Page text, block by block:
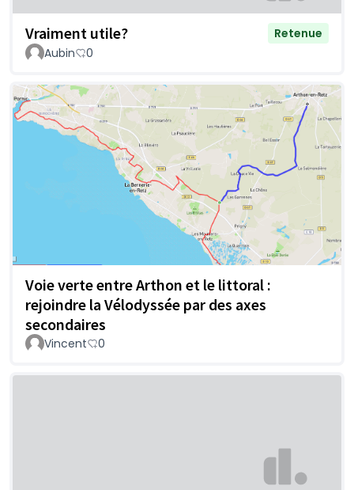
Vraiment utile?
Retenue
Aubin
0
Voie verte entre Arthon et le littoral :
rejoindre la Vélodyssée par des axes
secondaires
Vincent 0